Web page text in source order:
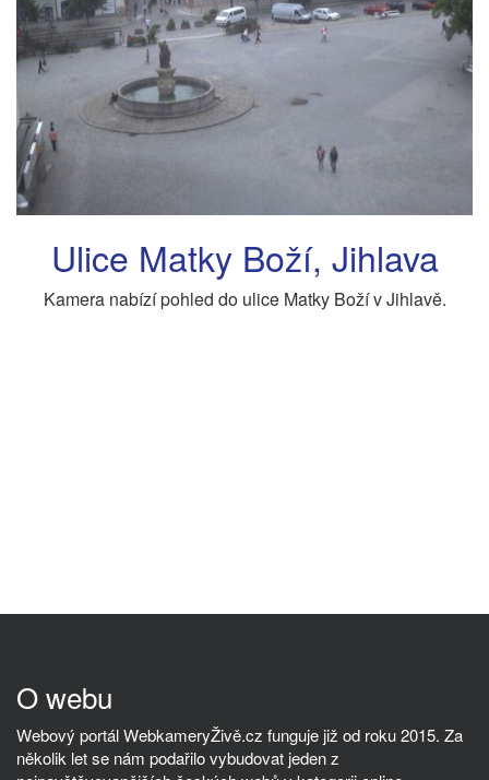
Ulice Matky Boží, Jihlava
Kamera nabízí pohled do ulice Matky Boží v Jihlavě.
O webu
Webový portál WebkameryŽivě.cz funguje již od roku 2015. Za
několik let se nám podařilo vybudovat jeden z